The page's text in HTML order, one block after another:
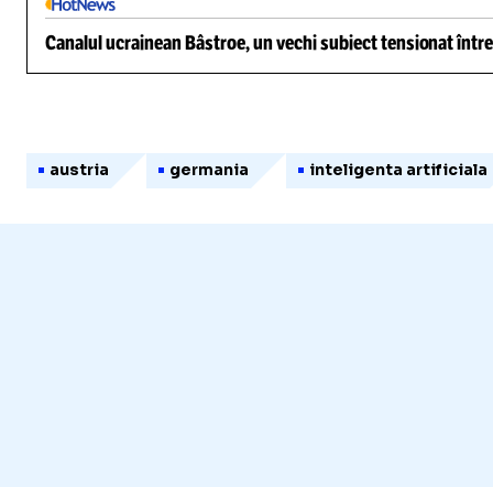
Canalul ucrainean Bâstroe, un vechi subiect tensionat
austria germania inteligenta artificiala